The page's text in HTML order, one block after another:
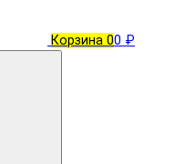
Корзина 00 ₽